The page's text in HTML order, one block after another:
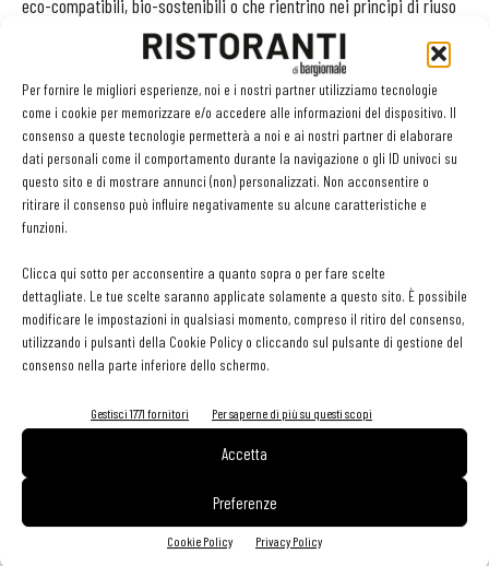
Per fornire le migliori esperienze, noi e i nostri partner utilizziamo tecnologie
come i cookie per memorizzare e/o accedere alle informazioni del dispositivo. Il
consenso a queste tecnologie permetterà a noi e ai nostri partner di elaborare
dati personali come il comportamento durante la navigazione o gli ID univoci su
questo sito e di mostrare annunci (non) personalizzati. Non acconsentire o
ritirare il consenso può influire negativamente su alcune caratteristiche e
funzioni.
Clicca qui sotto per acconsentire a quanto sopra o per fare scelte
dettagliate. Le tue scelte saranno applicate solamente a questo sito. È possibile
modificare le impostazioni in qualsiasi momento, compreso il ritiro del consenso,
utilizzando i pulsanti della Cookie Policy o cliccando sul pulsante di gestione del
consenso nella parte inferiore dello schermo.
Gestisci 1771 fornitori Per saperne di più su questi scopi
Accetta
Preferenze
Cookie Policy Privacy Policy
eco-compatibili, bio-sostenibili o che rientrino nei principi di riuso
La lista dei materiali “sostenibili” è in costante crescita: dalle
lastre di vetro ricomposte, che sfruttano il riciclo di materiali di
risulta, al parquet in bambù, che essendo una pianta con un fattore
di ricrescita molto elevato, evita la deforestazione di legni pregiati.
Particolarmente interessanti sono quei materiali che riescono a
coniugare innovazione e sostenibilità, come le ceramiche
Un approccio della progettazione a ridotto impatto ambientale non
genera necessariamente un aumento dei costi di realizzazione,
anzi: in alcuni casi li contrae sensibilmente, oltre a garantire in
genere una migliore qualità ambientale.
Nella foto
La lastra di vetroceramica nella foto è ottenuta dal riscaldamento
e dalla fusione di schegge di vetro riciclate. Composta al 99% di